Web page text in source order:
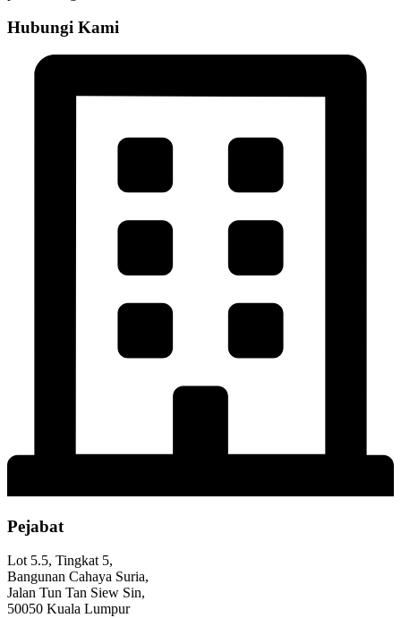
Hubungi Kami
Pejabat
Lot 5.5, Tingkat 5,
Bangunan Cahaya Suria,
Jalan Tun Tan Siew Sin,
50050 Kuala Lumpur